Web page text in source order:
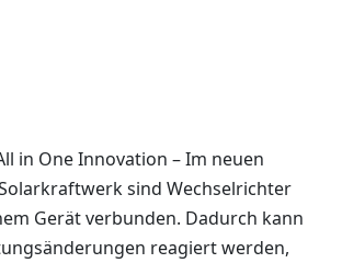
in One Innovation – Im neuen
sind Wechselrichter
Gerät verbunden. Dadurch kann
reagiert werden,